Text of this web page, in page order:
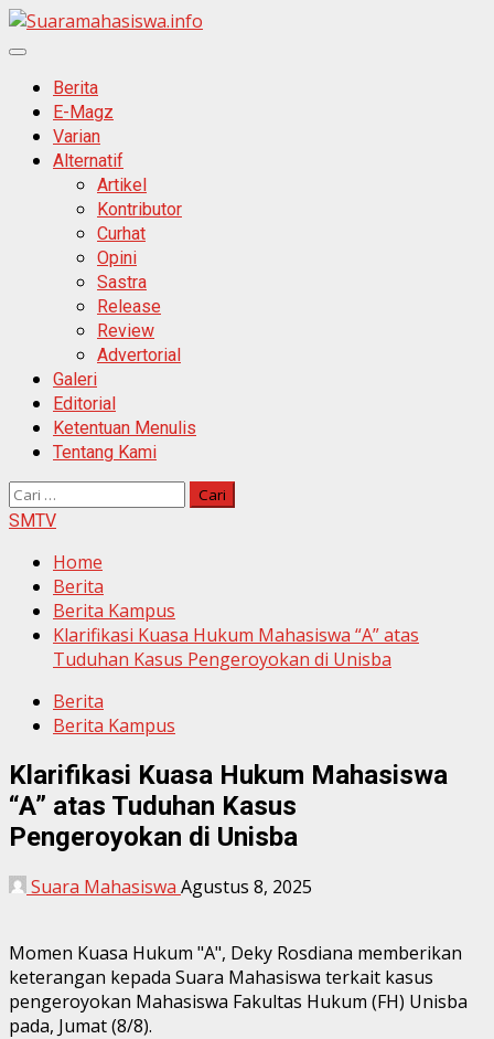
Skip
to
Primary
MenuBerita
E-Magz
Varian
Alternatif
Artikel
Kontributor
Curhat
Opini
Sastra
Release
Review
Advertorial
Galeri
Editorial
Ketentuan Menulis
Tentang Kami
Cari
untuk:
SMTV
Home
Berita
Berita Kampus
Klarifikasi Kuasa Hukum Mahasiswa “A” atas
Tuduhan Kasus Pengeroyokan di Unisba
Berita
Berita Kampus
Klarifikasi Kuasa Hukum Mahasiswa
“A” atas Tuduhan Kasus
Pengeroyokan di Unisba
Suara Mahasiswa Agustus 8, 2025
Momen Kuasa Hukum "A", Deky Rosdiana memberikan
keterangan kepada Suara Mahasiswa terkait kasus
pengeroyokan Mahasiswa Fakultas Hukum (FH) Unisba
pada, Jumat (8/8).